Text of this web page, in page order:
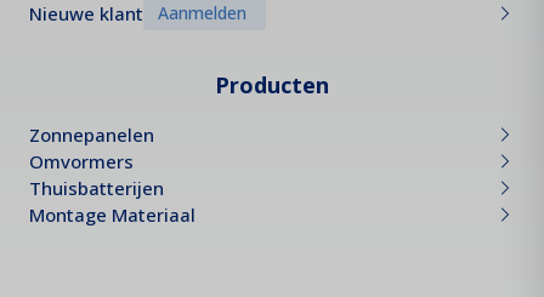
Nieuwe klant
Aanmelden
Producten
Zonnepanelen
Omvormers
Thuisbatterijen
Montage Materiaal